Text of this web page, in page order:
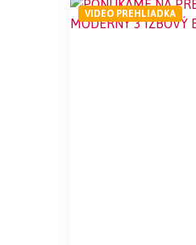
VIDEO PREHLIADKA